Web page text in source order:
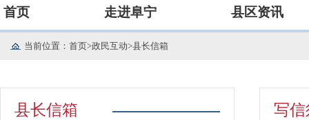
首页 走进阜宁 县区资讯
当前位置： 首页>政民互动>县长信箱
县长信箱 写